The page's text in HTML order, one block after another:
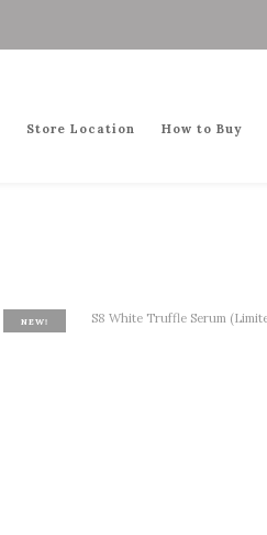
Store Location How to Buy
NEW!